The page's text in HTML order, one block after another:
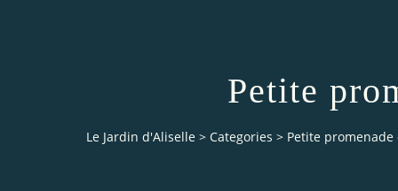
Petite
Le Jardin d'Aliselle > Categories > Petite